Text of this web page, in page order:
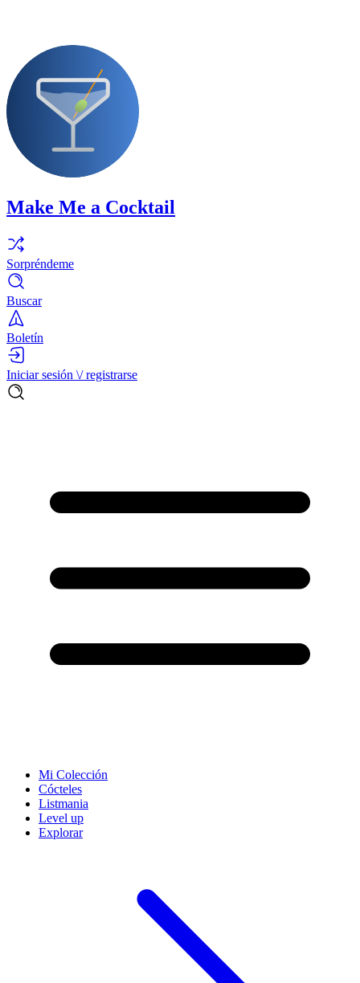
Make Me a Cocktail
Sorpréndeme
Buscar
Boletín
Iniciar sesión \/ registrarse
Mi Colección
Cócteles
Listmania
Level up
Explorar